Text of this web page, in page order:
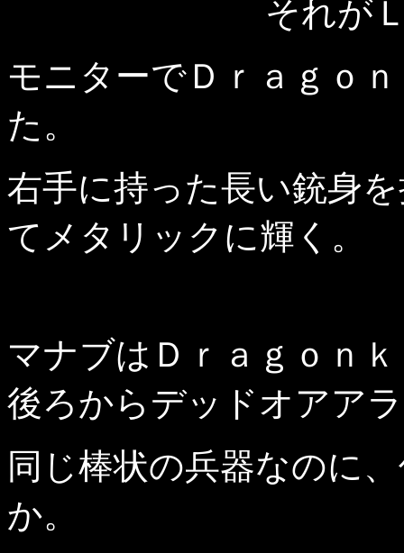
それが
モニターでＤｒａｇｏ
た。
右手に持った長い銃身
てメタリックに輝く。
マナブはＤｒａｇｏｎ
後ろからデッドオアア
同じ棒状の兵器なのに
か。